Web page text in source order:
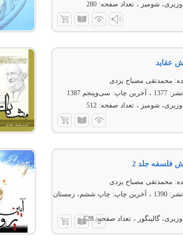
وزیری، شومیز تعداد صفحه:280
عقاید
محمدتقی مصباح یزدی
نشر:1377 آخرین چاپ: سی‌وپنجم 1387
وزیری، شومیز تعداد صفحه:512
فلسفه جلد 2
محمدتقی مصباح یزدی
نشر:1390 آخرین چاپ: چاپ ششم، زمستان
وزیری، گالینگور تعداد صفحه:528